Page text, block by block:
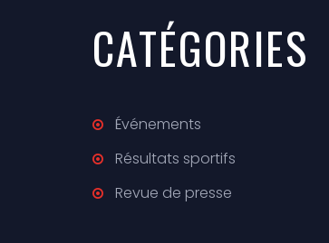
CATÉGORIES
Événements
Résultats sportifs
Revue de presse